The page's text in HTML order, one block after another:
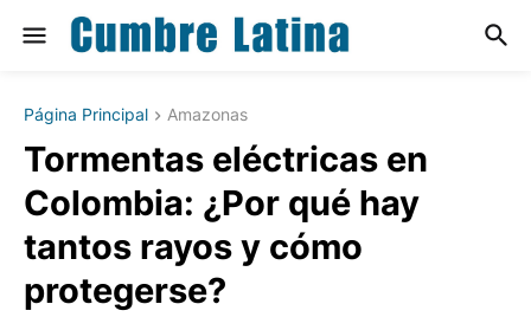
Página Principal Amazonas
Tormentas eléctricas en
Colombia: ¿Por qué hay
tantos rayos y cómo
protegerse?